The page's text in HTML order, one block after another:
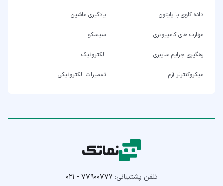
داده کاوی با پایتون یادگیری ماشین
مهارت های کامپیوتری سیسکو
رهگیری جرایم سایبری الکترونیک
میکروکنترلر آرم تعمیرات الکترونیکی
تلفن پشتیبانی: ۰۲۱ - ۷۷۹۰۰۷۷۷